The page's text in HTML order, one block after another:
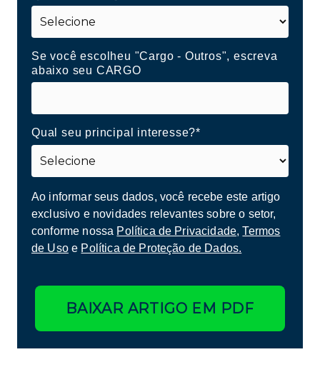
Se você escolheu "Cargo - Outros", escreva
abaixo seu CARGO
Qual seu principal interesse?*
Ao informar seus dados, você recebe este artigo
exclusivo e novidades relevantes sobre o setor,
conforme nossa Política de Privacidade,Termos
de Usoe Política de Proteção de Dados.
BAIXAR ARTIGO EM PDF